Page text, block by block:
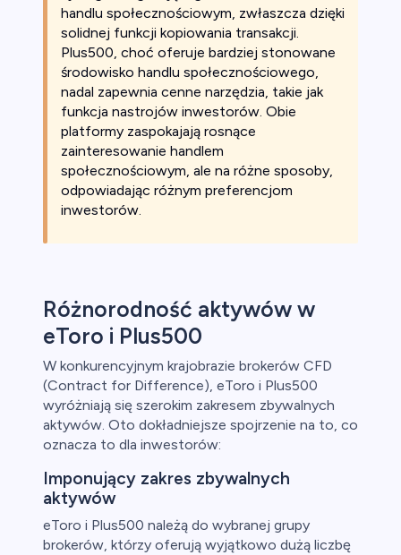
handlu społecznościowym, zwłaszcza dzięki
solidnej funkcji kopiowania transakcji.
Plus500, choć oferuje bardziej stonowane
środowisko handlu społecznościowego,
nadal zapewnia cenne narzędzia, takie jak
funkcja nastrojów inwestorów. Obie
platformy zaspokajają rosnące
zainteresowanie handlem
społecznościowym, ale na różne sposoby,
odpowiadając różnym preferencjom
inwestorów.
Różnorodność aktywów w
eToro i Plus500
W konkurencyjnym krajobrazie brokerów CFD
(Contract for Difference), eToro i Plus500
wyróżniają się szerokim zakresem zbywalnych
aktywów. Oto dokładniejsze spojrzenie na to, co
oznacza to dla inwestorów:
Imponujący zakres zbywalnych
aktywów
eToro i Plus500 należą do wybranej grupy
brokerów, którzy oferują wyjątkowo dużą liczbę